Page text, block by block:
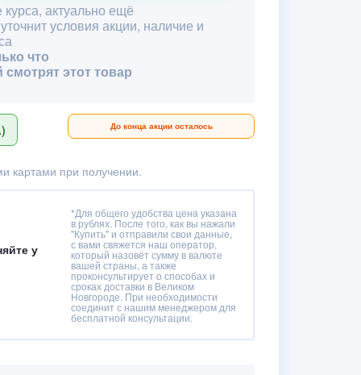
актуально ещё
условия акции, наличие и
что
смотрят этот товар
До конца акции осталось
картами при получении.
у
*Для общего удобства цена указана
в рублях. После того, как вы нажали
"Купить" и отправили свои данные,
с вами свяжется наш оператор,
который назовёт сумму в валюте
вашей страны, а также
проконсультирует о способах и
сроках доставки в Великом
Новгороде. При необходимости
соединит с нашим менеджером для
бесплатной консультации.